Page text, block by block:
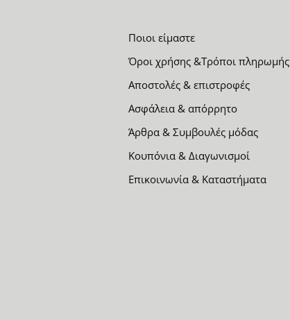
Ποιοι είμαστε
Όροι χρήσης &Τρόποι πληρωμής
Αποστολές & επιστροφές
Ασφάλεια & απόρρητο
Άρθρα & Συμβουλές μόδας
Κουπόνια & Διαγωνισμοί
Επικοινωνία & Καταστήματα